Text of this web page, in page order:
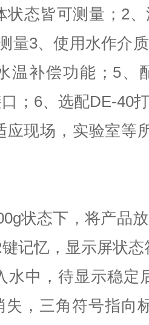
状态皆可测量 ； 2
量3、使用水作介
温补偿功能 ； 5、
； 6、选配DE-40
应现场，实验室等
状态下，将产品
键记忆 ，显示屏状
水中 ，待显示稳定
失，三角符号指向